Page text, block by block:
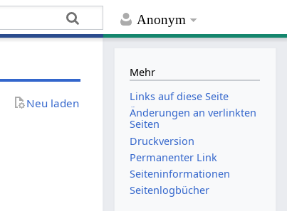
Anonym
Neu laden
Mehr
Links auf diese Seite
Änderungen an verlinkten
Seiten
Druckversion
Permanenter Link
Seiten­­informationen
Seitenlogbücher